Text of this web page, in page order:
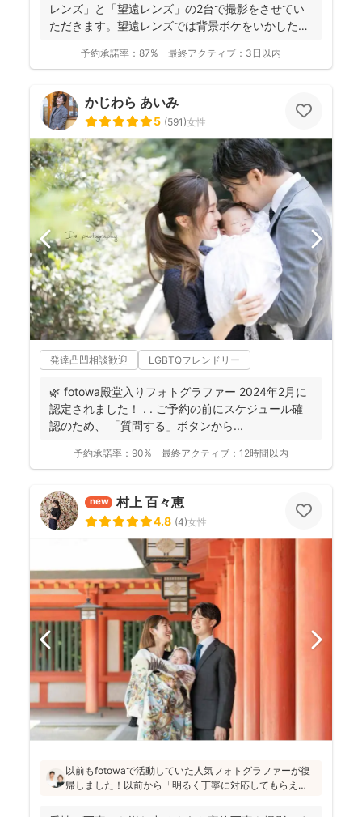
レンズ」と「望遠レンズ」の2台で撮影をさせてい
ただきます。望遠レンズでは背景ボケをいかしたお
予約承諾率： 87% 最終アクティブ： 3日以内
かじわら あいみ
5 (591)女性
発達凸凹相談歓迎 LGBTQフレンドリー
🌿 fotowa殿堂入りフォトグラファー 2024年2月に
認定されました！ . . ご予約の前にスケジュール確
認のため、 「質問する」ボタンから...
予約承諾率： 90% 最終アクティブ： 12時間以内
new 村上 百々恵
4.8 (4)女性
以前もfotowaで活動していた人気フォトグラファーが復
帰しました！以前から「明るく丁寧に対応してもらえ
と好評です♪特にニューボーンフォトは様々な研修を受講